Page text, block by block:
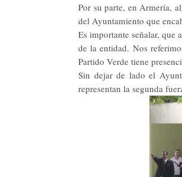
Por su parte, en Armería,
del Ayuntamiento que
Es importante señalar, que
de la entidad. Nos
Partido Verde tiene
Sin dejar de lado el
representan la segunda